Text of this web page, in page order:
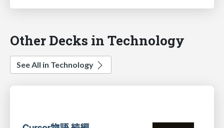
Other Decks in Technology
See All in Technology